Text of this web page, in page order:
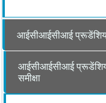
आईसीआईसीआई
आईसीआईसीआई
समीक्षा